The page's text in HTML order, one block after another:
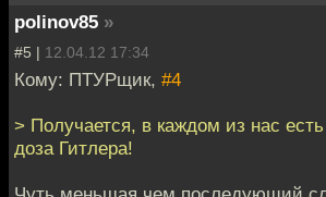
polinov85 »
#5 | 12.04.12 17:34
Кому: ПТУРщик, #4
> Получается, в каждом из нас есть
доза Гитлера!